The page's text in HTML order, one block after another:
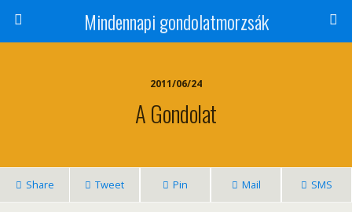
Mindennapi gondolatmorzsák
2011/06/24
A Gondolat
Share Tweet Pin Mail SMS